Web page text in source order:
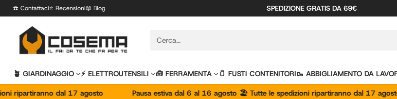
☎️ Contattaci⭐️ Recensioni📖 Blog SPEDIZIONE GRATIS DA 69€
Cerca...
🪴 GIARDINAGGIO ⚡️ ELETTROUTENSILI 🧰 FERRAMENTA 🫙 FUSTI CONTENITORI🥾 ABBIGLIAMENTO DA
dal 17 agosto
Pausa estiva dal 6 al 16 agosto 🏖️ Tutte le spedizioni ripartiranno dal 17 agosto